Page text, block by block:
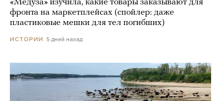
«Медуза» изучила, какие товары заказывают для
фронта на маркетплейсах (спойлер: даже
пластиковые мешки для тел погибших)
ИСТОРИИ 5 дней назад